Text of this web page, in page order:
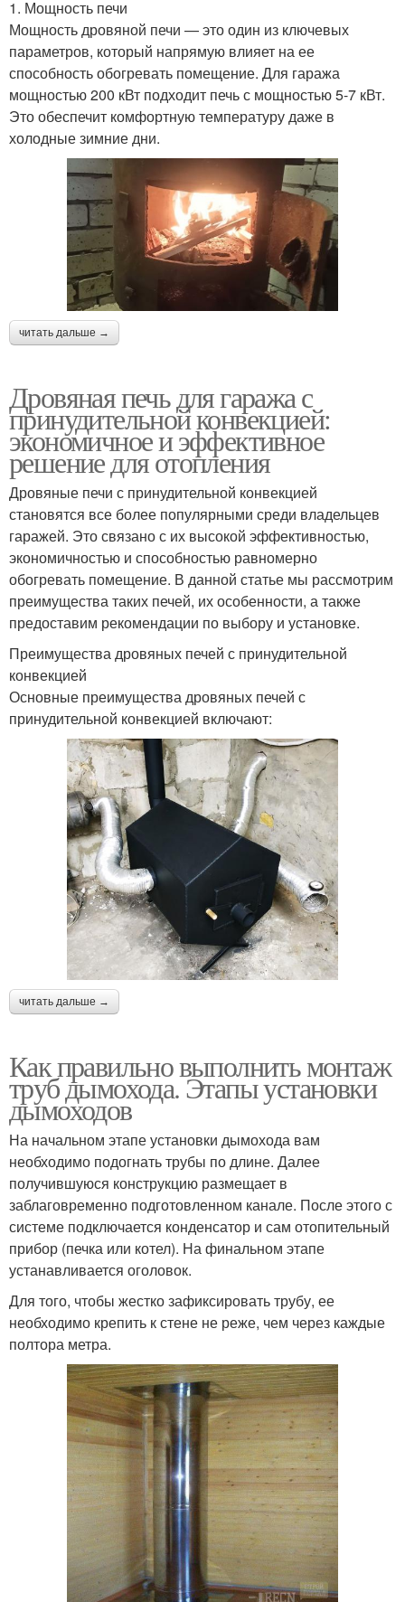
1. Мощность печи
Мощность дровяной печи — это один из ключевых
параметров, который напрямую влияет на ее
способность обогревать помещение. Для гаража
мощностью 200 кВт подходит печь с мощностью 5-7 кВт.
Это обеспечит комфортную температуру даже в
холодные зимние дни.
читать дальше →
Дровяная печь для гаража с
принудительной конвекцией:
экономичное и эффективное
решение для отопления
Дровяные печи с принудительной конвекцией
становятся все более популярными среди владельцев
гаражей. Это связано с их высокой эффективностью,
экономичностью и способностью равномерно
обогревать помещение. В данной статье мы рассмотрим
преимущества таких печей, их особенности, а также
предоставим рекомендации по выбору и установке.
Преимущества дровяных печей с принудительной
конвекцией
Основные преимущества дровяных печей с
принудительной конвекцией включают:
читать дальше →
Как правильно выполнить монтаж
труб дымохода. Этапы установки
дымоходов
На начальном этапе установки дымохода вам
необходимо подогнать трубы по длине. Далее
получившуюся конструкцию размещает в
заблаговременно подготовленном канале. После этого с
системе подключается конденсатор и сам отопительный
прибор (печка или котел). На финальном этапе
устанавливается оголовок.
Для того, чтобы жестко зафиксировать трубу, ее
необходимо крепить к стене не реже, чем через каждые
полтора метра.